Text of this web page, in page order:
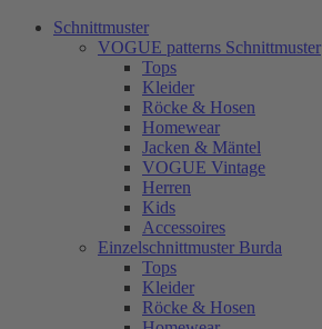
Schnittmuster
VOGUE patterns Schnittmuster
Tops
Kleider
Röcke & Hosen
Homewear
Jacken & Mäntel
VOGUE Vintage
Herren
Kids
Accessoires
Einzelschnittmuster Burda
Tops
Kleider
Röcke & Hosen